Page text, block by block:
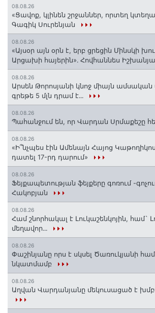
08.08.26
«Ցավոք, կլինեն շրջաններ, որտեղ
Գագիկ Սուրենյան
08.08.26
«Այսօր այն օրն է, երբ ցրեցին Մինսկի
Արցախի հայերին»․ Հովհաննես
08.08.26
Արսեն Թորոսյանի կնոջ միայն
գրեթե 5 մլն դրամ է․․․
08.08.26
Պահանջում են, որ Վարդան Սրմաքեշը
08.08.26
«Ի՞նչպես էին Ամենայն Հայոց
դատել 17-րդ դարում»
08.08.26
Ֆեյքապետության ֆեյքերը գոռում -
Հակոբյան
08.08.26
Համ շնորհակալ է Լուկաշենկոյին, համ`
մեղավոր․․․
08.08.26
Փաշինյանը որս է սկսել Ծառուկյանի
նկատմամբ
08.08.26
Աղվան Վարդանյանը մեկուսացած է